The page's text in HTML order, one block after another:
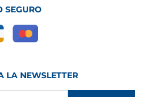
SEGURO
LA NEWSLETTER